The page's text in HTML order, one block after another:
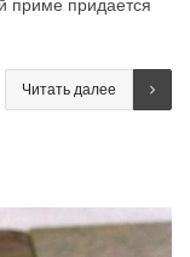
приме придается
Читать далее